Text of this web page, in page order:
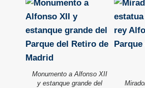
Monumento a Alfonso XII
y estanque grande del